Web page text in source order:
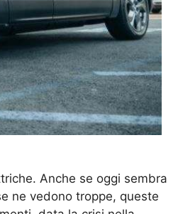
Anche se oggi sembra
ne vedono troppe, queste